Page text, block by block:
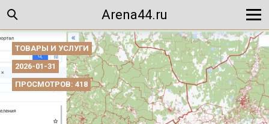
Arena44.ru
ТОВАРЫ И УСЛУГИ
2026-01-31
ПРОСМОТРОВ: 418